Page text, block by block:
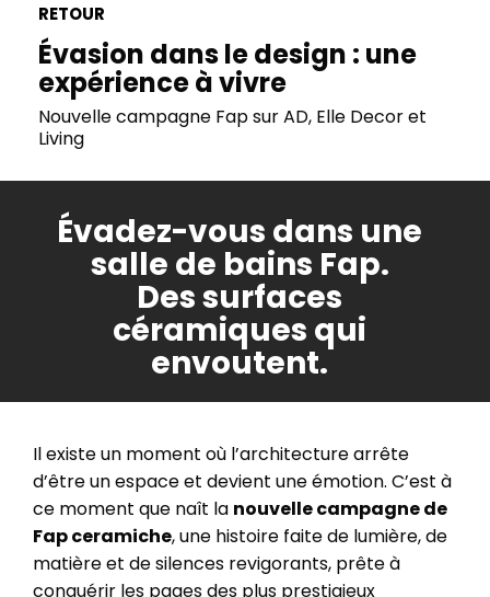
RETOUR
Évasion dans le design : une
expérience à vivre
Nouvelle campagne Fap sur AD, Elle Decor et
Living
Évadez-vous dans une
salle de bains Fap.
Des surfaces
céramiques qui
envoutent.
Il existe un moment où l’architecture arrête
d’être un espace et devient une émotion. C’est à
ce moment que naît la nouvelle campagne de
Fap ceramiche, une histoire faite de lumière, de
matière et de silences revigorants, prête à
conquérir les pages des plus prestigieux